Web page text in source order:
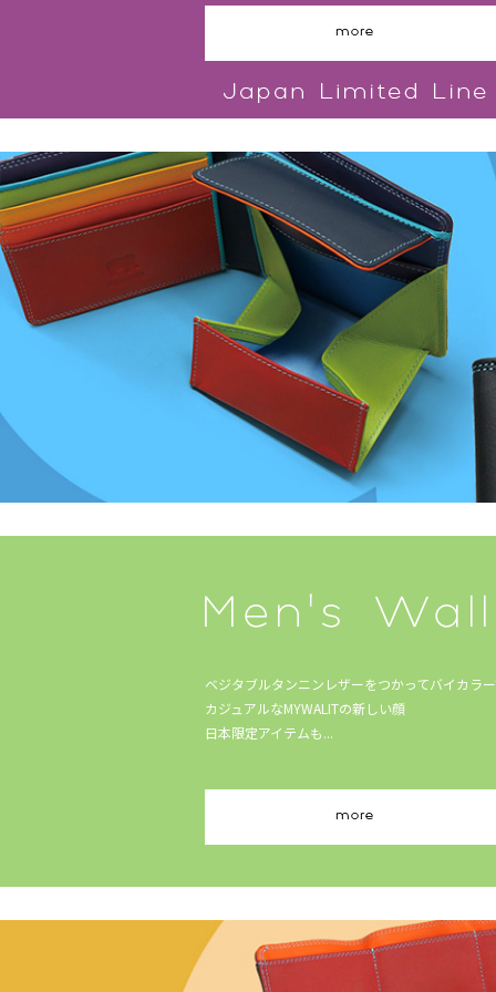
ベジタブルタンニンレザーをつかってバイカラ
カジュアルなMYWALITの新しい顔
日本限定アイテムも...